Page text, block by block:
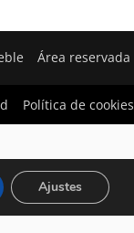
Área reservada
Política de cookies
Ajustes